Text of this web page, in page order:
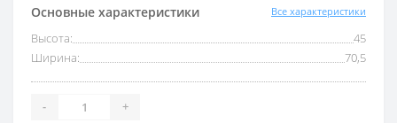
Основные характеристики Все характеристики
Высота:
45
Ширина:
70,5
- +